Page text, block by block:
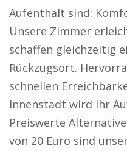
Aufenthalt sind:
Unsere Zimmer
schaffen gleichzeitig
Rückzugsort.
schnellen
Innenstadt wird Ihr
Preiswerte
von 20 Euro sind